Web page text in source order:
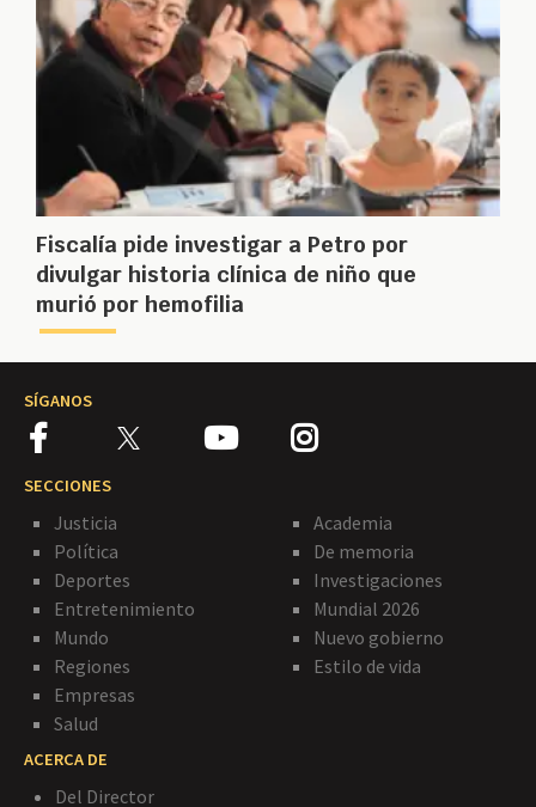
Fiscalía pide investigar a Petro por
divulgar historia clínica de niño que
murió por hemofilia
SÍGANOS
SECCIONES
Justicia
Política
Deportes
Entretenimiento
Mundo
Regiones
Empresas
Salud
Academia
De memoria
Investigaciones
Mundial 2026
Nuevo gobierno
Estilo de vida
ACERCA DE
Del Director